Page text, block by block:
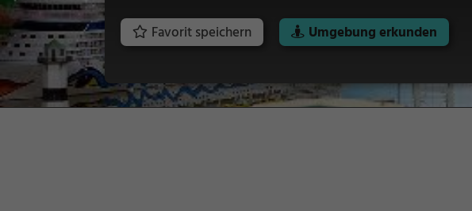
Favorit speichern Umgebung erkunden